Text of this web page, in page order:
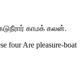
காமக் கலன்.
four Are pleasure-boat